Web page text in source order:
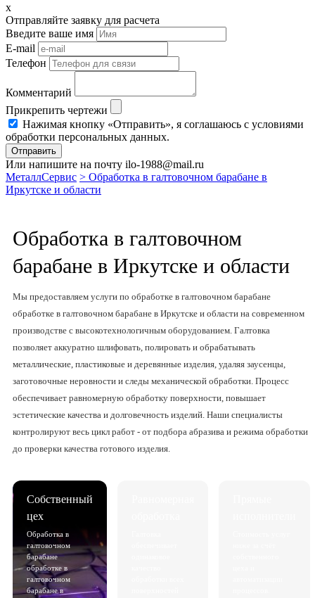
x
Отправляйте заявку для расчета
Введите ваше имя
E-mail
Телефон
Комментарий
Прикрепить чертежи
Нажимая кнопку «Отправить», я соглашаюсь с условиями
обработки персональных данных.
Отправить
Или напишите на почту ilo-1988@mail.ru
МеталлСервис > Обработка в галтовочном барабане в
Иркутске и области
Обработка в галтовочном
барабане в Иркутске и области
Мы предоставляем услуги по обработке в галтовочном барабане
обработке в галтовочном барабане в Иркутске и области на современном
производстве с высокотехнологичным оборудованием. Галтовка
позволяет аккуратно шлифовать, полировать и обрабатывать
металлические, пластиковые и деревянные изделия, удаляя заусенцы,
заготовочные неровности и следы механической обработки. Процесс
обеспечивает равномерную обработку поверхности, повышает
эстетические качества и долговечность изделий. Наши специалисты
контролируют весь цикл работ - от подбора абразива и режима обработки
до проверки качества готового изделия.
Собственный
цех
Обработка в
галтовочном
барабане
обработке в
галтовочном
барабане в